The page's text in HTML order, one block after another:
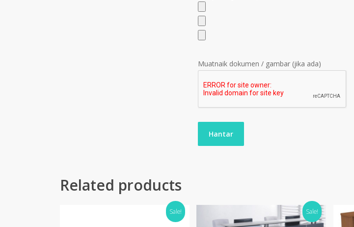
Muatnaik dokumen / gambar (jika ada)
Related products
Sale! Sale!